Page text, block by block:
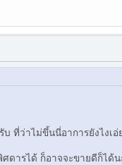
ที่ว่าไม่ขึ้นนี่อาการยังไงเอ่
ารได้ ก็อาจจะขายดีก็ได้น